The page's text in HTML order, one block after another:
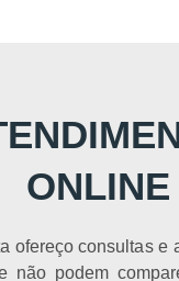
ONLINE
ofereço consultas e
não podem